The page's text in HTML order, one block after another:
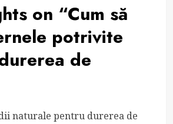
on “Cum să
potrivite
de
naturale pentru durerea de